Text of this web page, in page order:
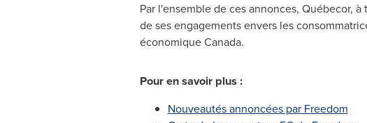
Par l'ensemble de ces annonces, Québecor,
de ses engagements envers les
économiqueCanada.
Pour en savoir plus :
Nouveautés annoncées par Freedom